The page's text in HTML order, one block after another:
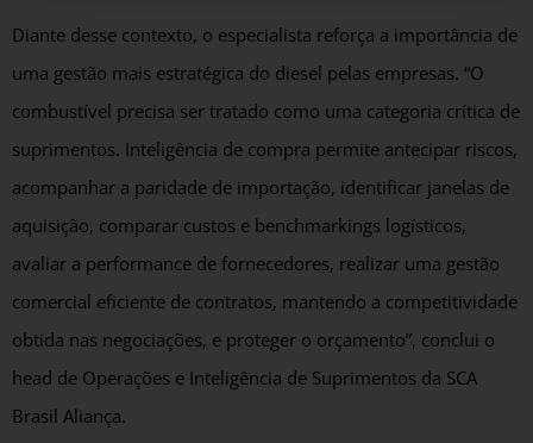
Diante desse contexto, o especialista reforça a importância de
uma gestão mais estratégica do diesel pelas empresas. “O
combustível precisa ser tratado como uma categoria crítica de
suprimentos. Inteligência de compra permite antecipar riscos,
acompanhar a paridade de importação, identificar janelas de
aquisição, comparar custos e benchmarkings logísticos,
avaliar a performance de fornecedores, realizar uma gestão
comercial eficiente de contratos, mantendo a competitividade
obtida nas negociações, e proteger o orçamento”, conclui o
head de Operações e Inteligência de Suprimentos da SCA
Brasil Aliança.